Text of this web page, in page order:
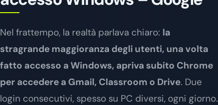
Nel frattempo, la realtà parlava chiaro: la
stragrande maggioranza degli utenti, una volta
fatto accesso a Windows, apriva subito Chrome
per accedere a Gmail, Classroom o Drive. Due
login consecutivi, spesso su PC diversi, ogni giorno.